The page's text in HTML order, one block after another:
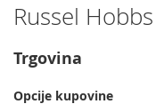
Russel Hobbs
Trgovina
Opcije kupovine